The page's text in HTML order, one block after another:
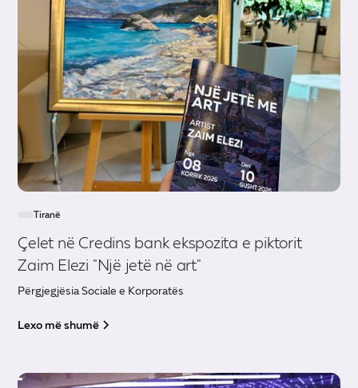
Tiranë
Çelet në Credins bank ekspozita e piktorit
Zaim Elezi "Një jetë në art"
Përgjegjësia Sociale e Korporatës
Lexo më shumë